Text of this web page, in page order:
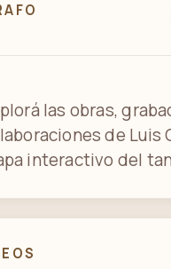
las obras,
de Luis
interactivo del